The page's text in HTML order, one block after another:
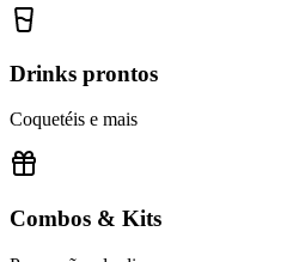
Drinks prontos
Coquetéis e mais
Combos & Kits